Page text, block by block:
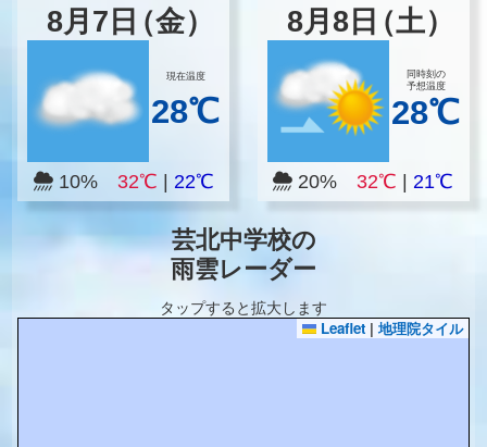
8月 7 日（金）
現在温度
28℃
10% 32℃ 22℃
8月8 日（土）
同時刻の
予想温度
28℃
20%32℃ |21℃
芸北中学校の
雨雲レーダー
タップすると拡大します
Leaflet | 地理院タイル